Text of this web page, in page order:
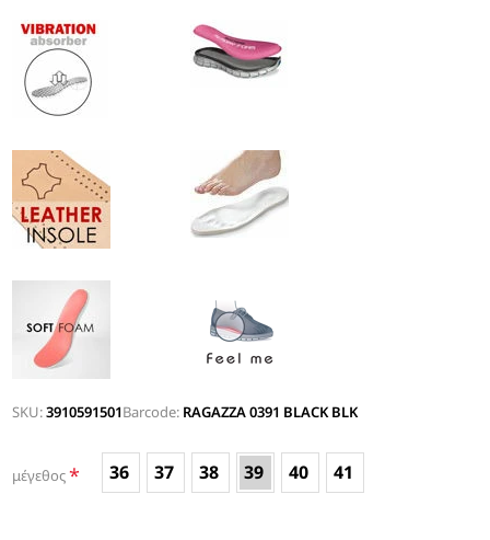
SKU:3910591501Barcode: RAGAZZA 0391 BLACK BLK
μέγεθος* 36 37 38 39 40 41